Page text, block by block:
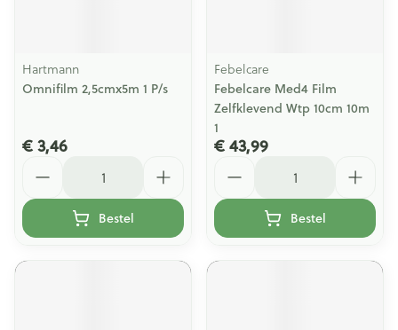
Hartmann
Omnifilm 2,5cmx5m 1 P/s
€ 3,46
Bestel
Febelcare
Febelcare Med4 Film
Zelfklevend Wtp 10cm 10m
1
€ 43,99
Bestel